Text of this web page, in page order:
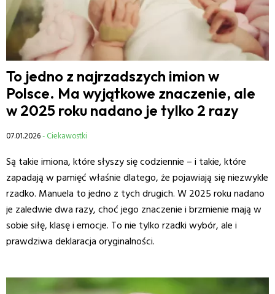
To jedno z najrzadszych imion w
Polsce. Ma wyjątkowe znaczenie, ale
w 2025 roku nadano je tylko 2 razy
07.01.2026- Ciekawostki
Są takie imiona, które słyszy się codziennie – i takie, które
zapadają w pamięć właśnie dlatego, że pojawiają się niezwykle
rzadko. Manuela to jedno z tych drugich. W 2025 roku nadano
je zaledwie dwa razy, choć jego znaczenie i brzmienie mają w
sobie siłę, klasę i emocje. To nie tylko rzadki wybór, ale i
prawdziwa deklaracja oryginalności.